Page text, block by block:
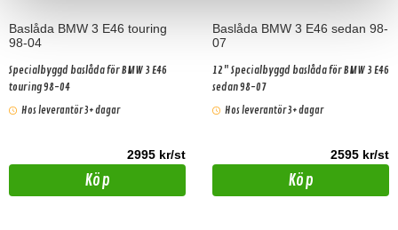
Baslåda BMW 3 E46 touring
98-04
Specialbyggd baslåda för BMW 3 E46
touring 98-04
Hos leverantör 3+ dagar
2995 kr/st
Köp
Baslåda BMW 3 E46 sedan 98-
07
12" Specialbyggd baslåda för BMW 3 E46
sedan 98-07
Hos leverantör 3+ dagar
2595 kr/st
Köp